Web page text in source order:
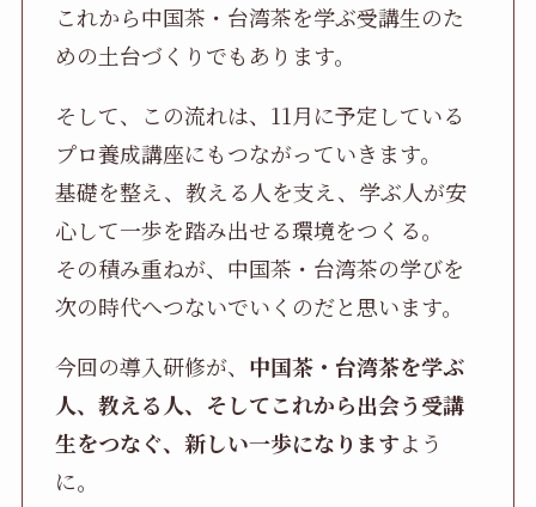
これから中国茶・台湾茶を学ぶ受講生のた
めの土台づくりでもあります。
そして、この流れは、11月に予定している
プロ養成講座にもつながっていきます。
基礎を整え、教える人を支え、学ぶ人が安
心して一歩を踏み出せる環境をつくる。
その積み重ねが、中国茶・台湾茶の学びを
次の時代へつないでいくのだと思います。
今回の導入研修が、 中国茶・台湾茶を学ぶ
人、教える人、そしてこれから出会う受講
生をつなぐ、新しい一歩になりますよう
に。